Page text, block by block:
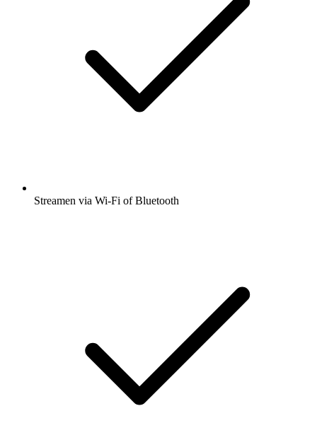
Streamen via Wi-Fi of Bluetooth